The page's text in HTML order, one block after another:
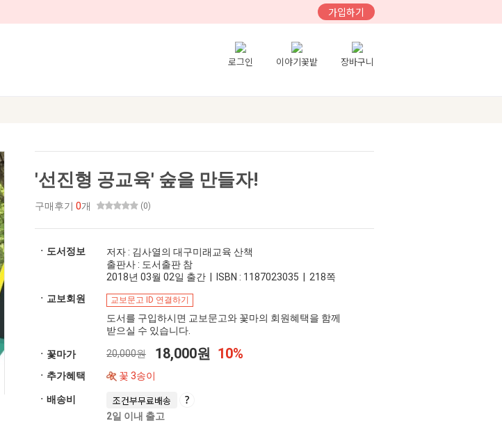
가입하기
로그인 이야기꽃밭 장바구니
'선진형 공교육' 숲을 만들자!
구매후기 0개 (0)
ㆍ도서정보
저자 : 김사열의 대구미래교육 산책
출판사 : 도서출판 참
2018년 03월 02일 출간 | ISBN : 1187023035 | 218쪽
ㆍ교보회원
교보문고 ID 연결하기
도서를 구입하시면 교보문고와 꽃마의 회원혜택을 함께
받으실 수 있습니다.
ㆍ꽃마가 20,000원 18,000원 10%
ㆍ추가혜택 꽃 3송이
ㆍ배송비 조건부무료배송
2일 이내 출고